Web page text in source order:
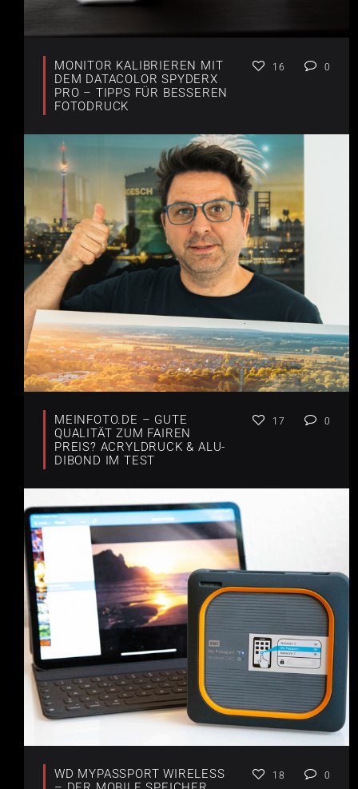
MONITOR KALIBRIEREN MIT
DEM DATACOLOR SPYDERX
PRO – TIPPS FÜR BESSEREN
FOTODRUCK
16 0
MEINFOTO.DE – GUTE
QUALITÄT ZUM FAIREN
PREIS? ACRYLDRUCK & ALU-
DIBOND IM TEST
17 0
WD MYPASSPORT WIRELESS
18 0